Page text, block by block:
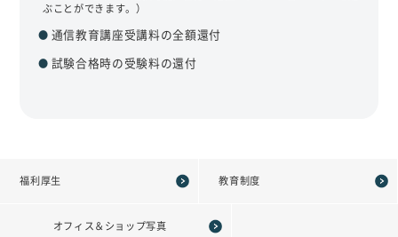
ぶことができます。）
● 通信教育講座受講料の全額還付
● 試験合格時の受験料の還付
福利厚生 教育制度
オフィス＆ショップ写真